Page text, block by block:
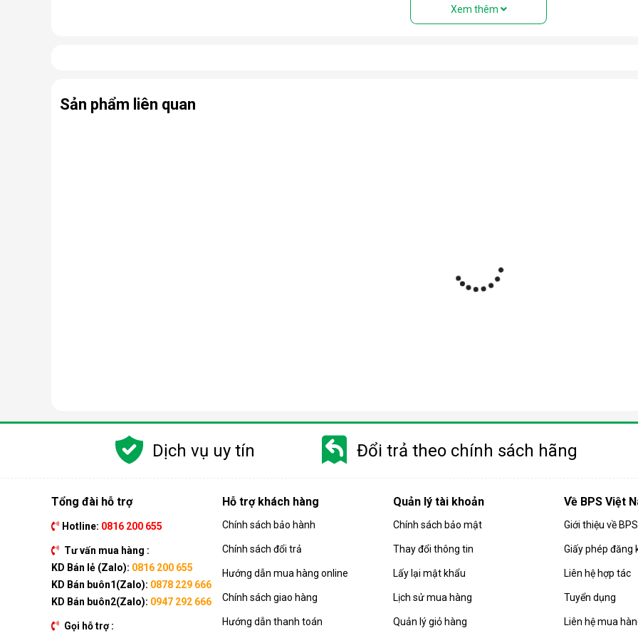
Nhưng thực chất, đây là một chiếc điều hòa “chính hiệu” với đầy đủ các bộ phận: Dàn nóng, dàn lạnh, máy nén, khí
Ưu điểm vượt trội của điều hòa di động
Xem thêm
Sản phẩm liên quan
Dịch vụ uy tín Đổi trả theo chính sách hãng
Tổng đài hỗ trợ
Hotline: 0816 200 655
Tư vấn mua hàng :
KD Bán lẻ (Zalo): 0816 200 655
KD Bán buôn1(Zalo): 0878 229 666
KD Bán buôn2(Zalo): 0947 292 666
Gọi hỗ trợ :
Hỗ trợ khách hàng
Chính sách bảo hành
Chính sách đổi trả
Hướng dẫn mua hàng online
Chính sách giao hàng
Hướng dẫn thanh toán
Quản lý tài khoản
Chính sách bảo mật
Thay đổi thông tin
Lấy lại mật khẩu
Lịch sử mua hàng
Quản lý giỏ hàng
Về BPS Việt
Giới thiệu về
Giấy phép đăng
Liên hệ hợp tác
Tuyển dụng
Liên hệ mua